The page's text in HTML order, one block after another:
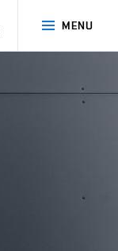
MENU